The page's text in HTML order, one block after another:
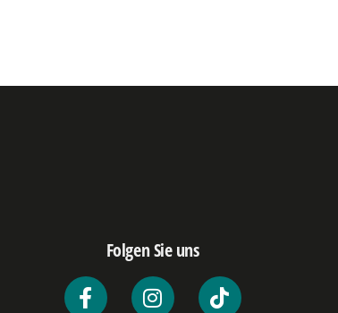
Folgen Sie uns